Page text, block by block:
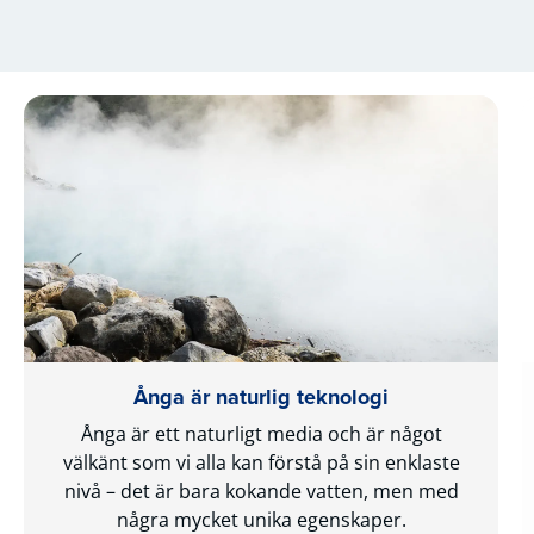
Ånga är naturlig teknologi
Ånga är ett naturligt media och är något
välkänt som vi alla kan förstå på sin enklaste
nivå – det är bara kokande vatten, men med
några mycket unika egenskaper.